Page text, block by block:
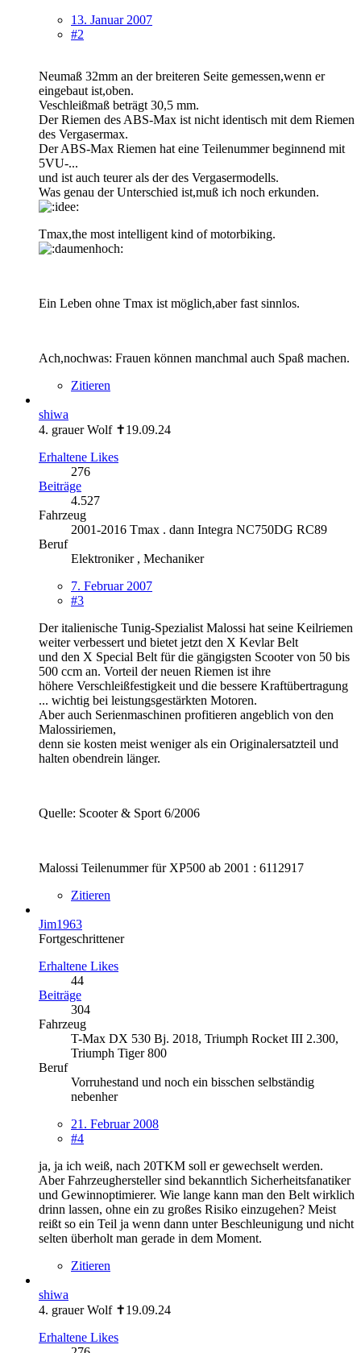
13. Januar 2007
#2
Neumaß 32mm an der breiteren Seite gemessen,wenn er
eingebaut ist,oben.
Veschleißmaß beträgt 30,5 mm.
Der Riemen des ABS-Max ist nicht identisch mit dem Riemen
des Vergasermax.
Der ABS-Max Riemen hat eine Teilenummer beginnend mit
5VU-...
und ist auch teurer als der des Vergasermodells.
Was genau der Unterschied ist,muß ich noch erkunden.
Tmax,the most intelligent kind of motorbiking.
Ein Leben ohne Tmax ist möglich,aber fast sinnlos.
Ach,nochwas: Frauen können manchmal auch Spaß machen.
Zitieren
shiwa
4. grauer Wolf ✝19.09.24
Erhaltene Likes
276
Beiträge
4.527
Fahrzeug
2001-2016 Tmax . dann Integra NC750DG RC89
Beruf
Elektroniker , Mechaniker
7. Februar 2007
#3
Der italienische Tunig-Spezialist Malossi hat seine Keilriemen
weiter verbessert und bietet jetzt den X Kevlar Belt
und den X Special Belt für die gängigsten Scooter von 50 bis
500 ccm an. Vorteil der neuen Riemen ist ihre
höhere Verschleißfestigkeit und die bessere Kraftübertragung
... wichtig bei leistungsgestärkten Motoren.
Aber auch Serienmaschinen profitieren angeblich von den
Malossiriemen,
denn sie kosten meist weniger als ein Originalersatzteil und
halten obendrein länger.
Quelle: Scooter & Sport 6/2006
Malossi Teilenummer für XP500 ab 2001 : 6112917
Zitieren
Jim1963
Fortgeschrittener
Erhaltene Likes
44
Beiträge
304
Fahrzeug
T-Max DX 530 Bj. 2018, Triumph Rocket III 2.300,
Triumph Tiger 800
Beruf
Vorruhestand und noch ein bisschen selbständig
nebenher
21. Februar 2008
#4
ja, ja ich weiß, nach 20TKM soll er gewechselt werden.
Aber Fahrzeughersteller sind bekanntlich Sicherheitsfanatiker
und Gewinnoptimierer. Wie lange kann man den Belt wirklich
drinn lassen, ohne ein zu großes Risiko einzugehen? Meist
reißt so ein Teil ja wenn dann unter Beschleunigung und nicht
selten überholt man gerade in dem Moment.
Zitieren
shiwa
4. grauer Wolf ✝19.09.24
Erhaltene Likes